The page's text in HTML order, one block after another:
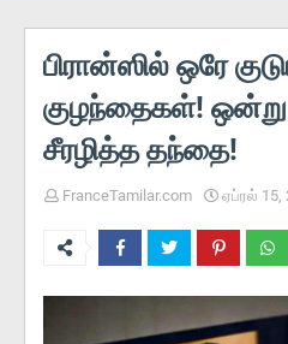
பிரான்ஸில் ஒரே
குழந்தைகள்! ஒன்று
சீரழித்த தந்தை!
FranceTamilar.com ஏப்ரல் 15,